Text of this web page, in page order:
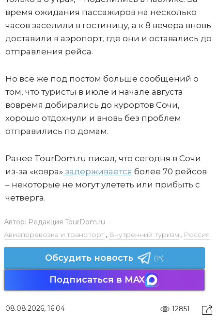
время ожидания пассажиров на несколько
часов заселили в гостиницу, а к 8 вечера вновь
доставили в аэропорт, где они и оставались до
отправления рейса.
Но все же под постом больше сообщений о
том, что туристы в июле и начале августа
вовремя добирались до курортов Сочи,
хорошо отдохнули и вновь без проблем
отправились по домам.
Ранее TourDom.ru писал, что сегодня в Сочи
из-за «ковра» задерживается более 70 рейсов
– некоторые не могут улететь или прибыть с
четверга.
Автор: Редакция TourDom.ru
Авиаперевозка и транспорт, Внутренний туризм , Россия
Обсудить новость (15)
Подписаться в MAX
08.08.2026, 16:04 12851